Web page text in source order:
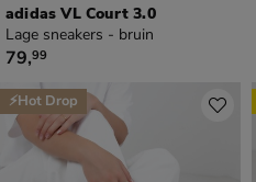
adidas VL Court 3.0
Lage sneakers - bruin
€ 79,99
79,99
⚡Hot Drop